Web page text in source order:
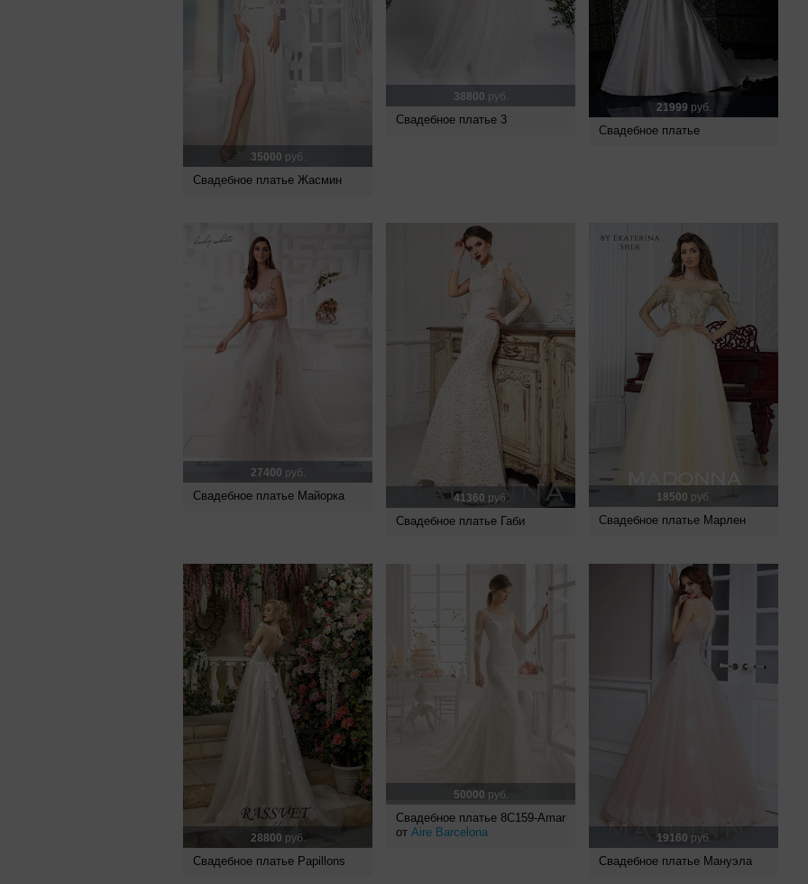
35000 руб.
Свадебное платье Жасмин
38800 руб.
Свадебное платье 3
21999 руб.
Свадебное платье
27400 руб.
Свадебное платье Майорка 41360 руб.
Свадебное платье Габи
18500 руб.
Свадебное платье Марлен
28800 руб.
Свадебное платье Papillons
50000 руб.
Свадебное платье 8C159-Amar
от Aire Barcelona 19160 руб.
Свадебное платье Мануэла